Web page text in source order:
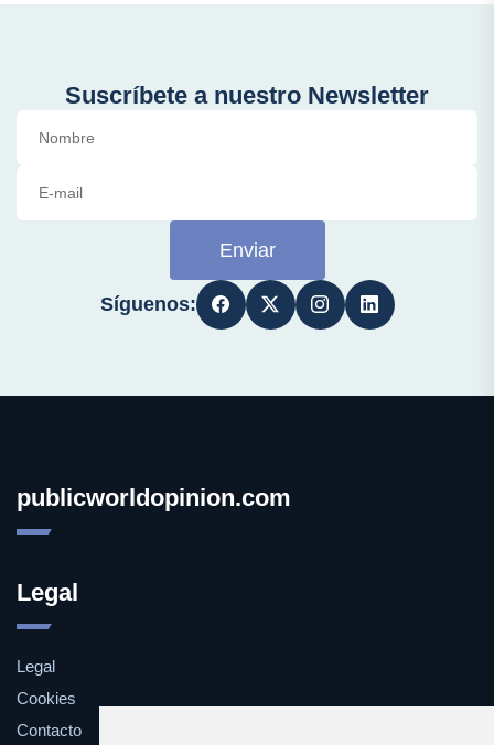
Suscríbete a nuestro Newsletter
Enviar
Síguenos:
publicworldopinion.com
Legal
Legal
Cookies
Contacto